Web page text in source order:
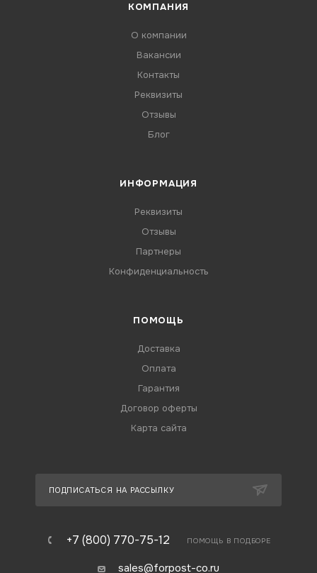
КОМПАНИЯ
О компании
Вакансии
Контакты
Реквизиты
Отзывы
Блог
ИНФОРМАЦИЯ
Реквизиты
Отзывы
Партнеры
Конфиденциальность
ПОМОЩЬ
Доставка
Оплата
Гарантия
Договор оферты
Карта сайта
ПОДПИСАТЬСЯ НА РАССЫЛКУ
+7 (800) 770-75-12 ПОМОЩЬ В ПОДБОРЕ
sales@forpost-co.ru